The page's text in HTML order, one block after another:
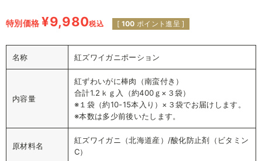
特別価格 ¥9,980税込 [ 100 ポイント進呈 ]
名称 紅ズワイガニポーション
内容量
紅ずわいがに棒肉（南蛮付き）
合計1.2ｋｇ入（約400ｇ×３袋）
※１袋（約10-15本入り）×３袋でお届けします。
※本数は多少前後いたします。
原材料名
紅ズワイガニ（北海道産）/酸化防止剤（ビタミン
C）